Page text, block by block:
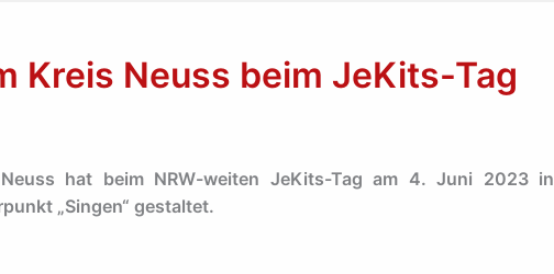
Kreis Neuss beim JeKits-Tag
hat beim NRW-weiten JeKits-Tag am 4. Juni 2023 in
„Singen“ gestaltet.